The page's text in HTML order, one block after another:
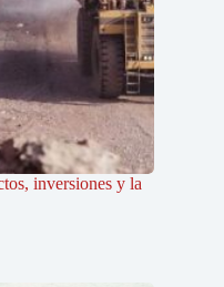
inversiones y la